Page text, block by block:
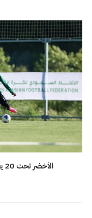
الأخضر تحت 20 يفتتح تدريباته في معسكر تركيا